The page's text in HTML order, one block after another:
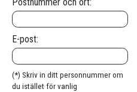
E-post:
(*) Skriv in ditt personnummer om
du istället för vanlig